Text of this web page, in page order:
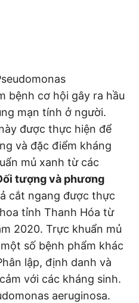
bệnh cơ hội gây ra hầu
mạn tính ở người.
được thực hiện để
và đặc điểm kháng
mủ xanh từ các
tượng và phương
cắt ngang được thực
tỉnh Thanh Hóa từ
2020. Trực khuẩn mủ
số bệnh phẩm khác
lập, định danh và
với các kháng sinh.
aeruginosa.